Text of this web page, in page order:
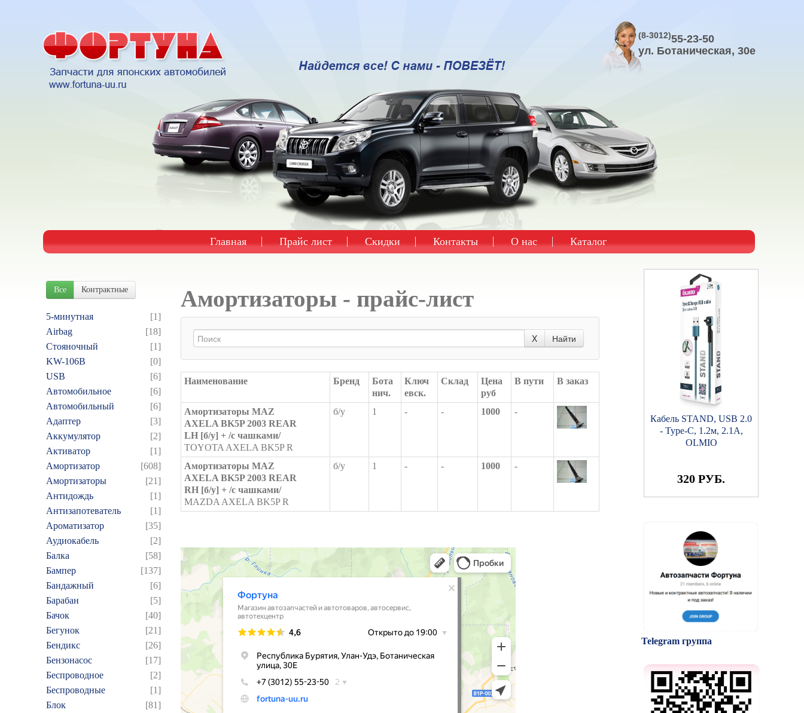
(8-3012)55-23-50
ул. Ботаническая, 30е
Главная Прайс лист Скидки Контакты О нас Каталог
Все Контрактные
5-минутная
[1]
Airbag
[18]
Cтояночный
[1]
KW-106B
[0]
USB
[6]
Автомобильное
[6]
Автомобильный
[6]
Адаптер
[3]
Аккумулятор
[2]
Активатор
[1]
Амортизатор
[608]
Амортизаторы
[21]
Антидождь
[1]
Антизапотеватель
[1]
Ароматизатор
[35]
Аудиокабель
[2]
Балка
[58]
Бампер
[137]
Бандажный
[6]
Барабан
[5]
Бачок
[40]
Бегунок
[21]
Бендикс
[26]
Бензонасос
[17]
Беспроводное
[2]
Беспроводные
[1]
Блок
[81]
Амортизаторы - прайс-лист
X Найти
Наименование Бренд
Бота
нич.
Ключ
евск.
Склад
Цена
руб
В пути В заказ
Амортизаторы MAZ
AXELA BK5P 2003 REAR
LH [б/у] + /с чашками/
TOYOTA AXELA BK5P R
б/у 1 - - 1000 -
Амортизаторы MAZ
AXELA BK5P 2003 REAR
RH [б/у] + /с чашками/
MAZDA AXELA BK5P R
б/у 1 - - 1000 -
Кабель STAND, USB 2.0
- Type-C, 1.2м, 2.1A,
OLMIO
320 РУБ.
Telegram группа